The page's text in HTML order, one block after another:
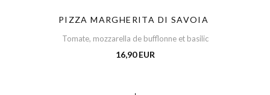
PIZZA MARGHERITA DI SAVOIA
Tomate, mozzarella de bufflonne et basilic
16,90 EUR